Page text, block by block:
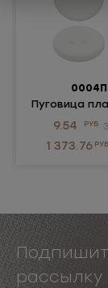
Пуговица
9.54 РУБ
1 373.76 РУБ
рассылку